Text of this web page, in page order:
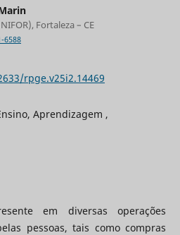
Fortaleza – CE
6588
rpge.v25i2.14469
Aprendizagem ,
em diversas operações
pessoas, tais como compras